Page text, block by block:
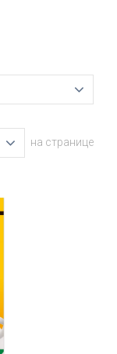
на странице